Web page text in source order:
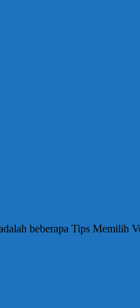
beberapa Tips Memilih